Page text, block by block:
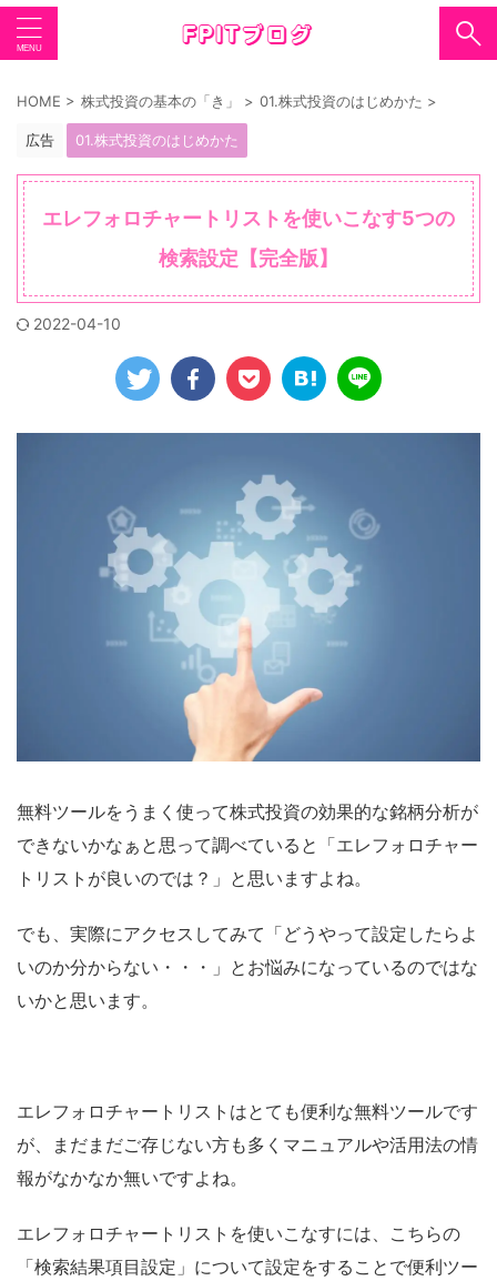
HOME > 株式投資の基本の「き」 > 01.株式投資のはじめかた >
広告 01.株式投資のはじめかた
エレフォロチャートリストを使いこなす5つの
検索設定【完全版】
2022-04-10
無料ツールをうまく使って株式投資の効果的な銘柄分析が
できないかなぁと思って調べていると「エレフォロチャー
トリストが良いのでは？」と思いますよね。
でも、実際にアクセスしてみて「どうやって設定したらよ
いのか分からない・・・」とお悩みになっているのではな
いかと思います。
エレフォロチャートリストはとても便利な無料ツールです
が、まだまだご存じない方も多くマニュアルや活用法の情
報がなかなか無いですよね。
エレフォロチャートリストを使いこなすには、こちらの
「検索結果項目設定」について設定をすることで便利ツー